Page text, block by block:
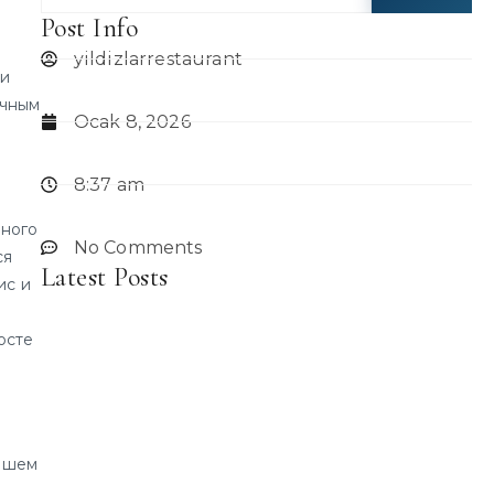
и
Post Info
yildizlarrestaurant
Ocak 8, 2026
8:37 am
No Comments
Latest Posts